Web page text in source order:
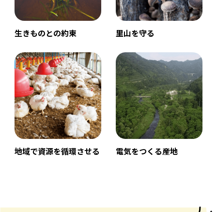
生きものとの約束 里山を守る
地域で資源を循環させる 電気をつくる産地